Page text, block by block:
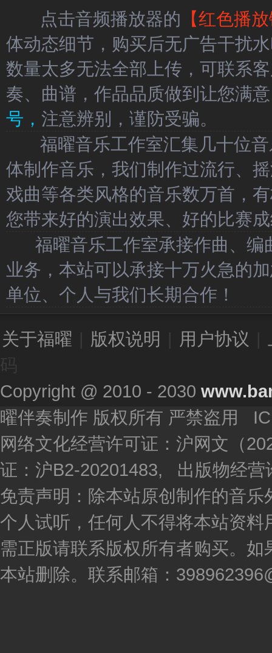
点击音频播放器的 【红色播
体动态细节，购买后无广告干扰
数量太多无法全部上传，可联系
奏、曲谱，作品品质做到让您满
号， 注意辨别，谨防受骗。
福曜音乐工作室汇集几十位音
体制作音乐，我们制作过流行、
戏曲等各类风格的音乐数万首，
您带来好的演出效果、好的比赛
福曜音乐工作室承接作曲、编
业务，本站可以承接十万火急的
单位、个人与我们长期合作！
关于福曜 版权说明 用户协议
Copyright @ 2010 - 2030
曜伴奏制作 版权所有 严禁盗用
网络文化经营许可证：沪网文（
证：沪B2-20201483, 出版物经营
免责声明：除本站原创制作的音
个人试听，任何人不得将本站资
需正版请联系版权所有者购买。
本站删除。联系邮箱：